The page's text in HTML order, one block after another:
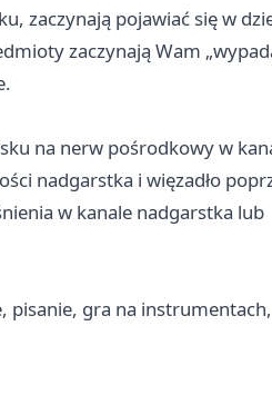
zaczynają pojawiać się w
zaczynają Wam
na nerw pośrodkowy w
nadgarstka i więzadło
w kanale nadgarstka lub
pisanie, gra na